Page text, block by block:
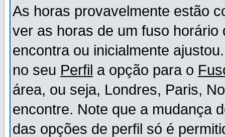
As horas provavelmente estão
ver as horas de um fuso
encontra ou inicialmente
no seu Perfil a opção para o
área, ou seja, Londres, Paris,
encontre. Note que a mudança
das opções de perfil só é